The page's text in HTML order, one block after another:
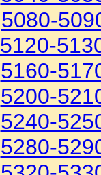
5080-
5120-
5160-
5200-
5240-
5280-